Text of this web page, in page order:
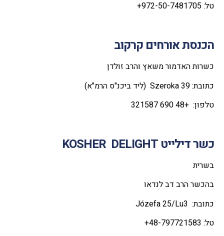
טל: 972-50-7481705+
הכנסת אורחים קרקוב
כשרות האדמור משאץ והרב זולדן
כתובת: Szeroka 39 (ליד ביכנ"ס הרמ"א)
טלפון: +48 690 321587
כשר דילייט KOSHER DELIGHT
בשרית
בהכשר הרב דב לנדאו
כתובת: Józefa 25/Lu3
טל: 48-797721583+